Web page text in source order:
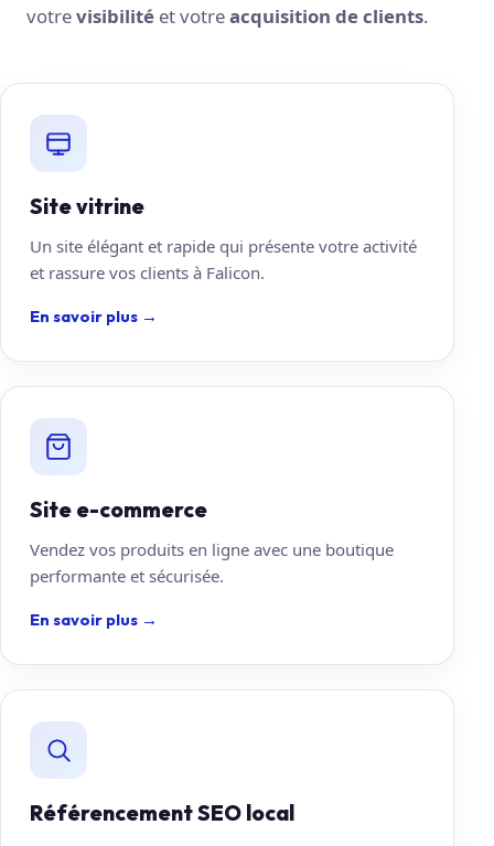
votrevisibilitéet votreacquisition de clients.
Site vitrine
Un site élégant et rapide qui présente votre activité
et rassure vos clients à Falicon.
En savoir plus →
Site e-commerce
Vendez vos produits en ligne avec une boutique
performante et sécurisée.
En savoir plus →
Référencement SEO local